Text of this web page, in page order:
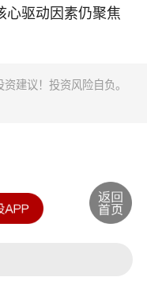
心驱动因素仍聚焦
建议！投资风险自负。